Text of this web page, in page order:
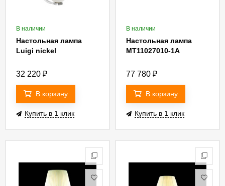
В наличии
Настольная лампа
Luigi nickel
32 220 ₽
В корзину
Купить в 1 клик
В наличии
Настольная лампа
MT11027010-1A
77 780 ₽
В корзину
Купить в 1 клик